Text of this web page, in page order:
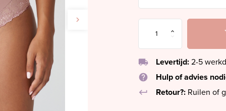
local_shipping Levertijd: 2-5
help
Hulp of advies
keyboard_return
Retour?: Ruilen of